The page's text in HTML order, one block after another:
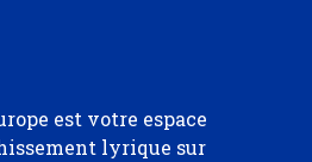
est votre espace
lyrique sur